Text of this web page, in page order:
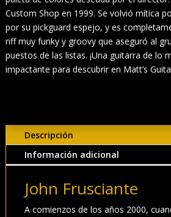
Custom Shop en 1999. Se volvió mítica
por su pickguard espejo, y es
riff muy funky y groovy que aseguró al
puestos de las listas. ¡Una guitarra de lo
impactante para descubrir en Matt’s
Descripción
Información adicional
John Frusciante
A comienzos de los años 2000,